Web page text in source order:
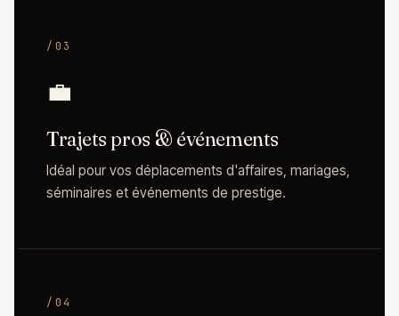
/03
💼
Trajets pros & événements
Idéal pour vos déplacements d'affaires, mariages,
séminaires et événements de prestige.
/04